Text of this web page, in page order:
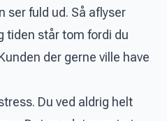
ser fuld ud. Så aflyser
tiden står tom fordi du
der gerne ville have
Du ved aldrig helt